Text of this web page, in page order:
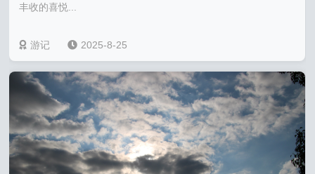
丰收的喜悦...
游记 2025-8-25